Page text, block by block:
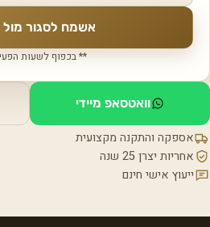
אשמח לסגור מול
** בכפוף לשעות
וואטסאפ מיידי
אספקה והתקנה מקצועית
אחריות יצרן 25 שנה
ייעוץ אישי חינם